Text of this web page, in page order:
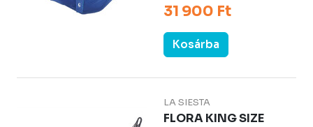
31 900 Ft
Kosárba
LA SIESTA
FLORA KING SIZE